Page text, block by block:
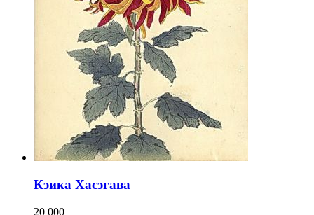
Кэика Хасэгава
20 000